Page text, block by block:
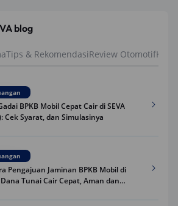
blog
Tips & RekomendasiReview Otomotif
BPKB Mobil Cepat Cair di SEVA
Cek Syarat, dan Simulasinya
Pengajuan Jaminan BPKB Mobil di
Dana Tunai Cair Cepat, Aman dan